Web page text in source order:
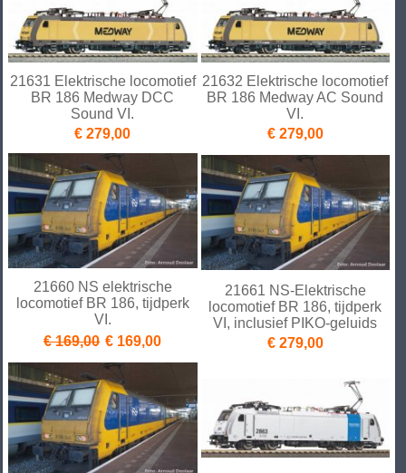
21631 Elektrische locomotief
BR 186 Medway DCC
Sound VI.
€ 279,00
21632 Elektrische locomotief
BR 186 Medway AC Sound
VI.
€ 279,00
21660 NS elektrische
locomotief BR 186, tijdperk
VI.
€ 169,00 € 169,00
21661 NS-Elektrische
locomotief BR 186, tijdperk
VI, inclusief PIKO-geluids
€ 279,00